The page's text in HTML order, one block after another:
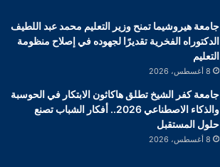
جامعة هيروشيما تمنح وزير التعليم محمد عبد اللطيف
الدكتوراه الفخرية تقديرًا لجهوده في إصلاح منظومة
التعليم
8 أغسطس، 2026
جامعة كفر الشيخ تطلق هاكاثون الابتكار في الحوسبة
والذكاء الاصطناعي 2026.. أفكار الشباب تصنع
حلول المستقبل
8 أغسطس، 2026